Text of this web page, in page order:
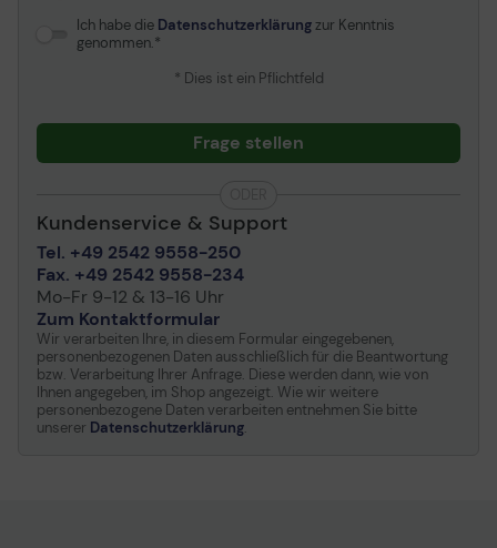
Ich habe die Datenschutzerklärungzur Kenntnis
genommen.
* Dies ist ein Pflichtfeld
Frage stellen
Kundenservice & Support
Tel. +49 2542 9558-250
Fax. +49 2542 9558-234
Mo-Fr 9-12 & 13-16 Uhr
Zum Kontaktformular
Wir verarbeiten Ihre, in diesem Formular eingegebenen,
personenbezogenen Daten ausschließlich für die Beantwortung
bzw. Verarbeitung Ihrer Anfrage. Diese werden dann, wie von
Ihnen angegeben, im Shop angezeigt. Wie wir weitere
personenbezogene Daten verarbeiten entnehmen Sie bitte
unserer Datenschutzerklärung.